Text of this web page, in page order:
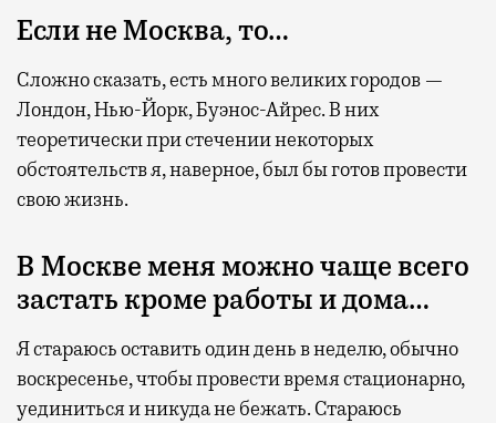
Если не Москва, то…
Сложно сказать, есть много великих городов —
Лондон, Нью-Йорк, Буэнос-Айрес. В них
теоретически при стечении некоторых
обстоятельств я, наверное, был бы готов провести
свою жизнь.
В Москве меня можно чаще всего
застать кроме работы и дома…
Я стараюсь оставить один день в неделю, обычно
воскресенье, чтобы провести время стационарно,
уединиться и никуда не бежать. Стараюсь